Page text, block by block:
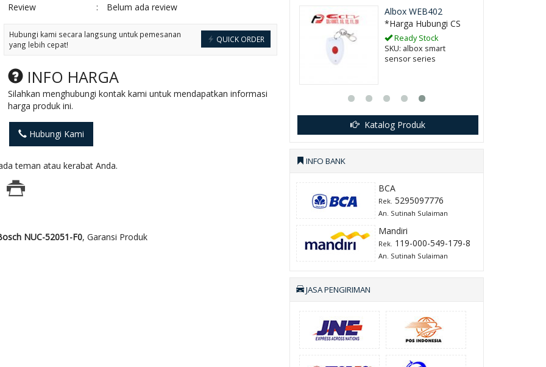
Review
: Belum ada review
QUICK ORDER
Hubungi kami secara langsung untuk pemesanan
yang lebih cepat!
INFO HARGA
Silahkan menghubungi kontak kami untuk mendapatkan informasi
harga produk ini.
Hubungi Kami
teman atau kerabat Anda.
NUC-52051-F0, Garansi Produk
Albox TB60-C
Ready Stock
SKU: albox beam
Ready Stock
SKU:
Albox WEB402
*Harga Hubungi CS
Ready Stock
SKU: albox smart
sensor series
Katalog Produk
INFO BANK
BCA
Rek. 5295097776
An. Sutinah Sulaiman
Mandiri
Rek. 119-000-549-179-8
An. Sutinah Sulaiman
JASA PENGIRIMAN